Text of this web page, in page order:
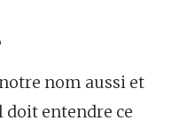
nom aussi et
doit entendre ce